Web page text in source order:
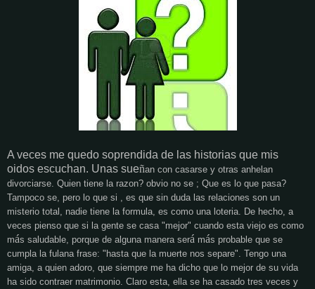
A veces me quedo soprendida de las historias que mis
oidos escuchan. Unas sueñan con casarse y otras anhelan
divorciarse. Quien tiene la razon? obvio no se ; Que es lo que pasa?
Tampoco se, pero lo que si , es que sin duda las relaciones son un
misterio total, nadie tiene la formula, es como una loteria. De hecho, a
veces pienso que si la gente se casa "mejor" cuando esta viejo es como
más saludable, porque de alguna manera será más probable que se
cumpla la fulana frase: "hasta que la muerte nos separe". Tengo una
amiga, a quien adoro, que siempre me ha dicho que lo mejor de su vida
ha sido contraer matrimonio. Claro esta, ella se ha casado tres veces y